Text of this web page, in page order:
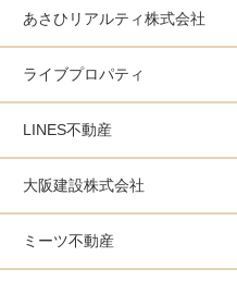
あさひリアルティ株式会社
ライブプロパティ
LINES不動産
大阪建設株式会社
ミーツ不動産